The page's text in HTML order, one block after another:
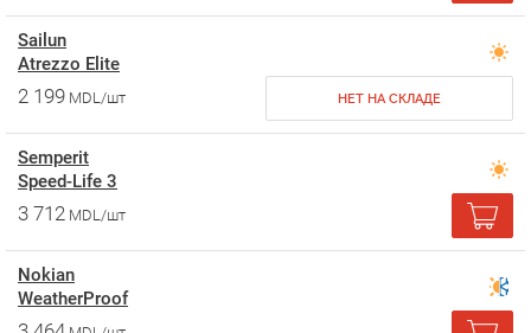
Sailun
Atrezzo Elite
2 199 MDL/шт НЕТ НА СКЛАДЕ
Semperit
Speed-Life 3
3 712 MDL/шт
Nokian
WeatherProof